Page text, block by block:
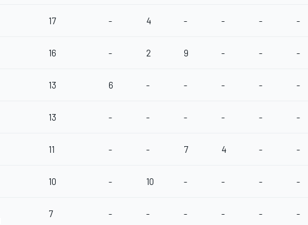
17 - 4 - - - -
16 - 2 9 - - -
13 6 - - - - -
13 - - - - - -
11 - - 7 4 - -
10 - 10 - - - -
7 - - - - - -